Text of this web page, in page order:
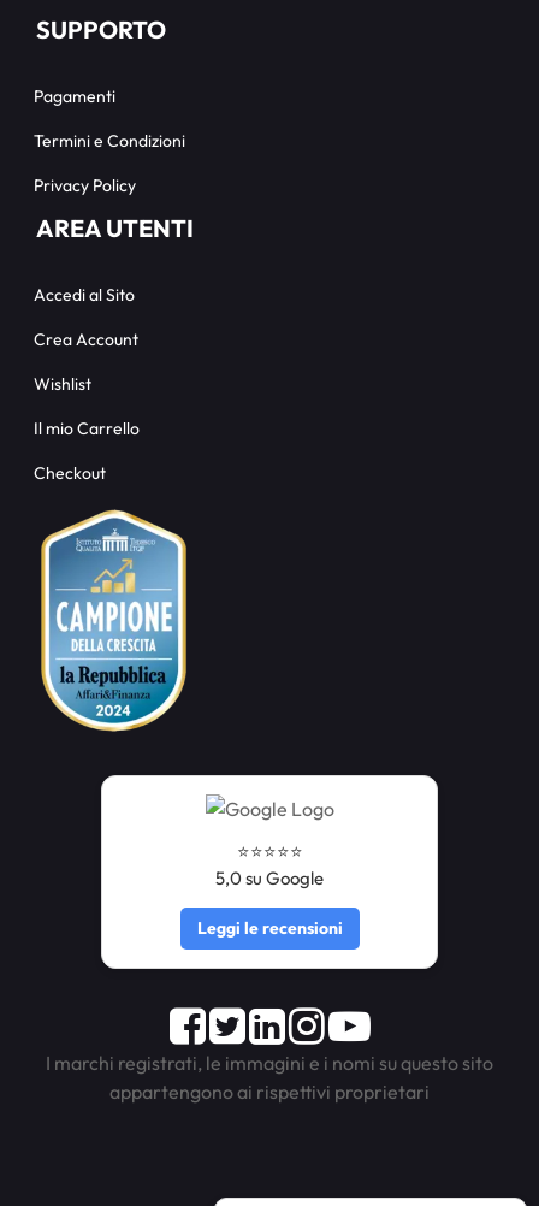
SUPPORTO
Pagamenti
Termini e Condizioni
Privacy Policy
AREA UTENTI
Accedi al Sito
Crea Account
Wishlist
Il mio Carrello
Checkout
⭐️⭐️⭐️⭐️⭐️
5,0 su Google
Leggi le recensioni
Facebook
TwitterLinkedInInstagram
Youtube
I marchi registrati, le immagini e i nomi su questo sito
appartengono ai rispettivi proprietari